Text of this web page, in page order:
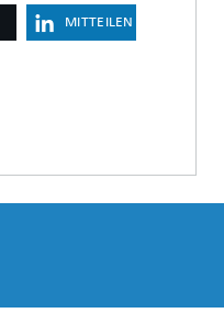
MITTEILEN